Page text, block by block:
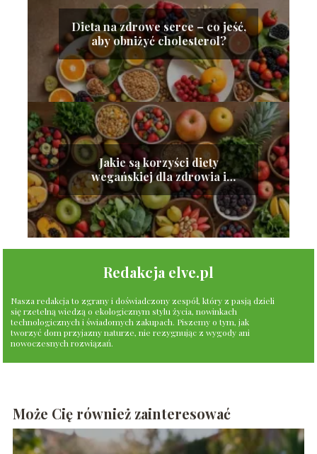
Dieta na zdrowe serce – co jeść,
aby obniżyć cholesterol?
Jakie są korzyści diety
wegańskiej dla zdrowia i
środowiska?
Redakcja elve.pl
Nasza redakcja to zgrany i doświadczony zespół, który z pasją dzieli
się rzetelną wiedzą o ekologicznym stylu życia, nowinkach
technologicznych i świadomych zakupach. Piszemy o tym, jak
tworzyć dom przyjazny naturze, nie rezygnując z wygody ani
nowoczesnych rozwiązań.
Może Cię również zainteresować